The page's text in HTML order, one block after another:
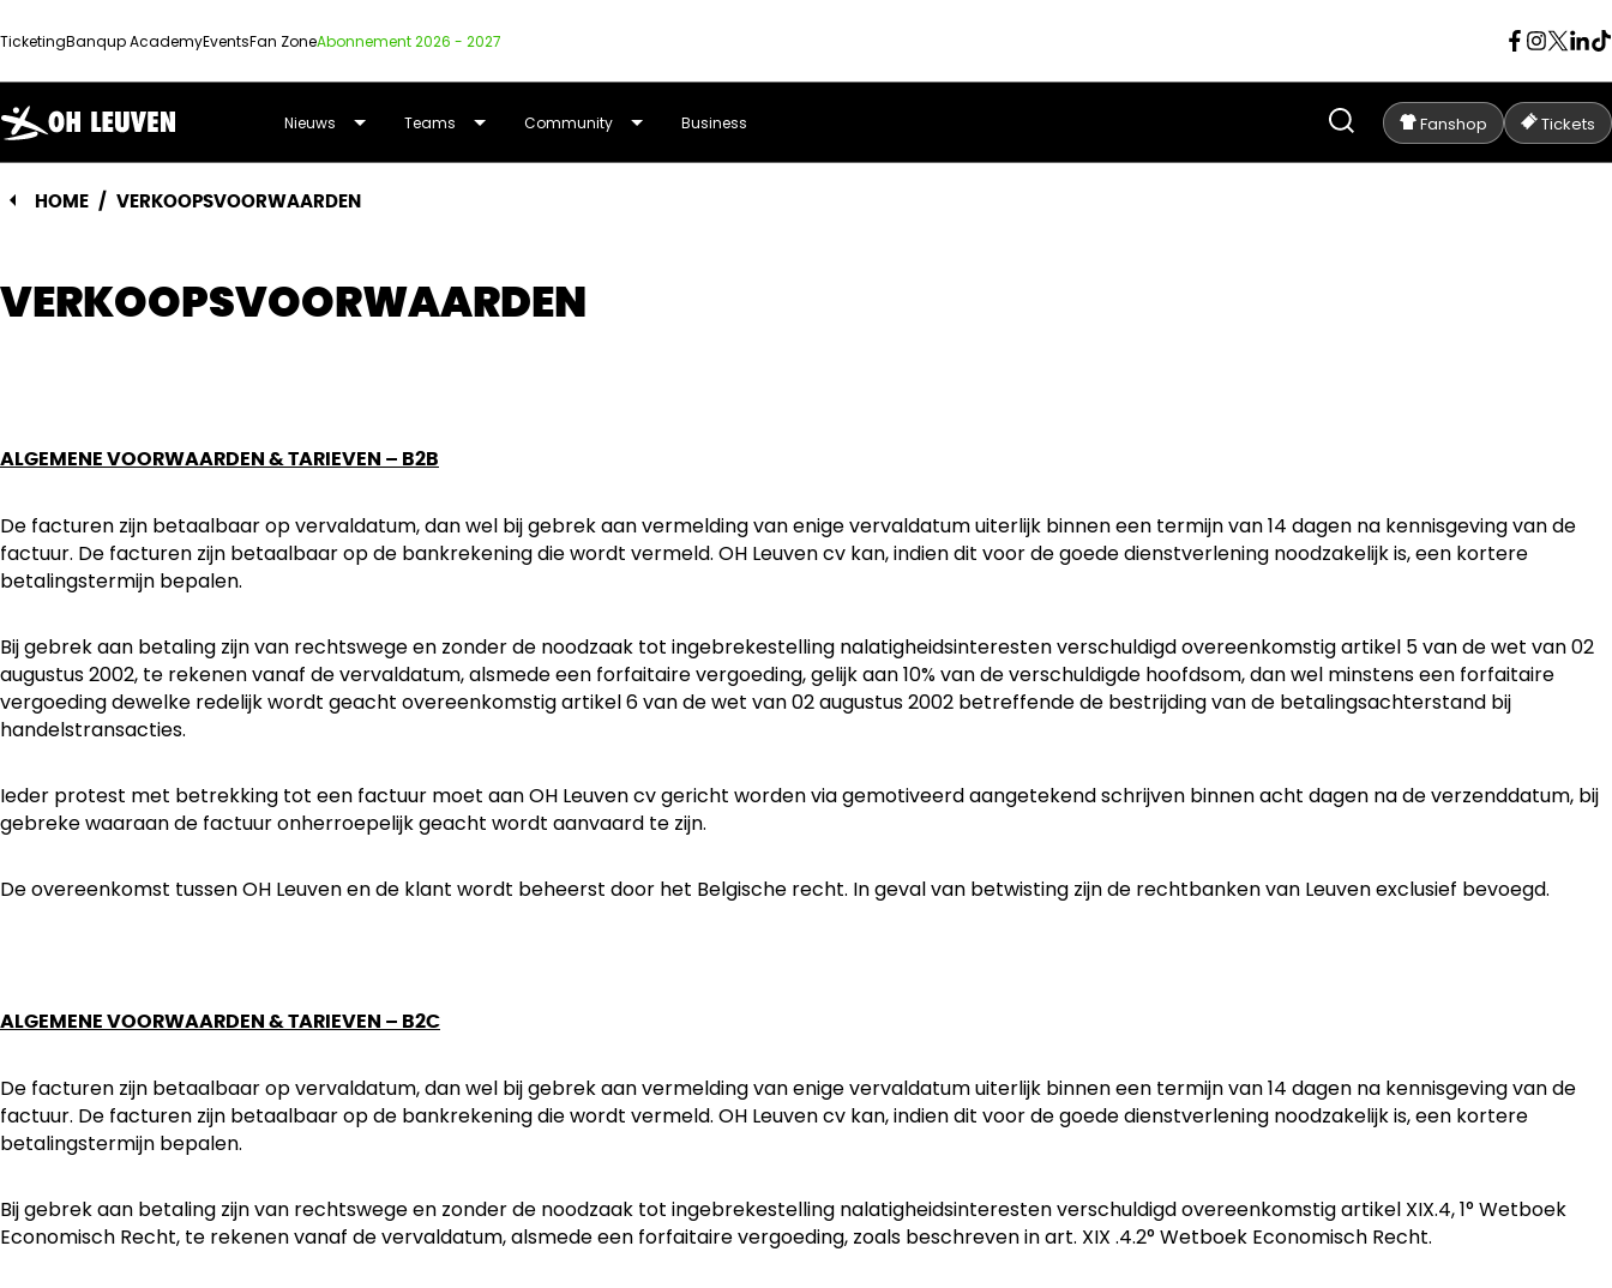
TicketingBanqup AcademyEventsFan ZoneAbonnement 2026 - 2027
OUD-
HEVERLEE
LEUVEN
Nieuws Teams Community Business Fanshop Tickets
HOME / VERKOOPSVOORWAARDEN
VERKOOPSVOORWAARDEN
ALGEMENE VOORWAARDEN & TARIEVEN – B2B
De facturen zijn betaalbaar op vervaldatum, dan wel bij gebrek aan vermelding van enige vervaldatum uiterlijk binnen een termijn van 14 dagen na kennisgeving van de
factuur. De facturen zijn betaalbaar op de bankrekening die wordt vermeld. OH Leuven cv kan, indien dit voor de goede dienstverlening noodzakelijk is, een kortere
betalingstermijn bepalen.
Bij gebrek aan betaling zijn van rechtswege en zonder de noodzaak tot ingebrekestelling nalatigheidsinteresten verschuldigd overeenkomstig artikel 5 van de wet van 02
augustus 2002, te rekenen vanaf de vervaldatum, alsmede een forfaitaire vergoeding, gelijk aan 10% van de verschuldigde hoofdsom, dan wel minstens een forfaitaire
vergoeding dewelke redelijk wordt geacht overeenkomstig artikel 6 van de wet van 02 augustus 2002 betreffende de bestrijding van de betalingsachterstand bij
handelstransacties.
Ieder protest met betrekking tot een factuur moet aan OH Leuven cv gericht worden via gemotiveerd aangetekend schrijven binnen acht dagen na de verzenddatum, bij
gebreke waaraan de factuur onherroepelijk geacht wordt aanvaard te zijn.
De overeenkomst tussen OH Leuven en de klant wordt beheerst door het Belgische recht. In geval van betwisting zijn de rechtbanken van Leuven exclusief bevoegd.
ALGEMENE VOORWAARDEN & TARIEVEN – B2C
De facturen zijn betaalbaar op vervaldatum, dan wel bij gebrek aan vermelding van enige vervaldatum uiterlijk binnen een termijn van 14 dagen na kennisgeving van de
factuur. De facturen zijn betaalbaar op de bankrekening die wordt vermeld. OH Leuven cv kan, indien dit voor de goede dienstverlening noodzakelijk is, een kortere
betalingstermijn bepalen.
Bij gebrek aan betaling zijn van rechtswege en zonder de noodzaak tot ingebrekestelling nalatigheidsinteresten verschuldigd overeenkomstig artikel XIX.4, 1° Wetboek
Economisch Recht, te rekenen vanaf de vervaldatum, alsmede een forfaitaire vergoeding, zoals beschreven in art. XIX .4.2° Wetboek Economisch Recht.